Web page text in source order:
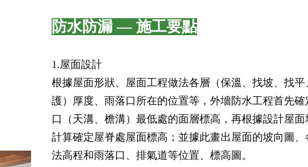
防水防漏 — 施工要點
1.屋面設計
根據屋面形狀、屋面工程做法各層（保溫、找坡、找平
護）厚度、雨落口所在的位置等，外墻防水工程首先確
口（天溝、檐溝）最低處的面層標高，再根據設計屋面
計算確定屋脊處屋面標高；並據此畫出屋面的坡向圖、
法高程和雨落口、排氣道等位置、標高圖。